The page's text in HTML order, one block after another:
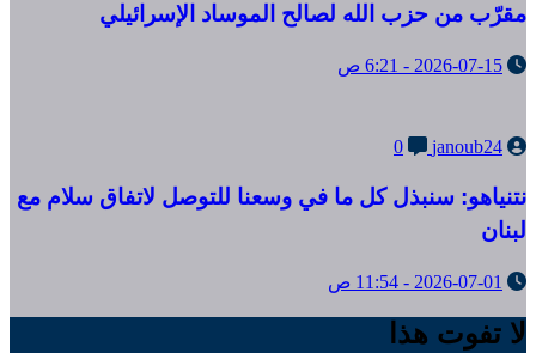
مقرّب من حزب الله لصالح الموساد الإسرائيلي
2026-07-15 - 6:21 ص
janoub24
0
نتنياهو: سنبذل كل ما في وسعنا للتوصل لاتفاق سلام مع
لبنان
2026-07-01 - 11:54 ص
لا تفوت هذا